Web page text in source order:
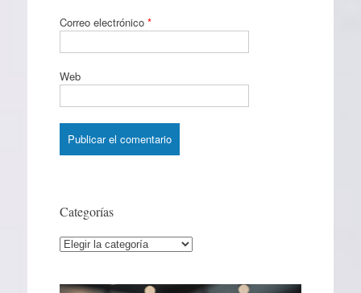
Correo electrónico *
Web
Categorías
Categorías